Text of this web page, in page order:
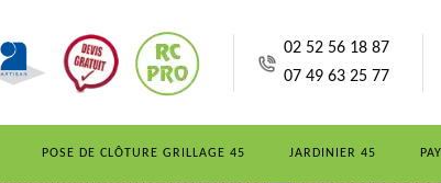
02 52 56 18 87
07 49 63 25 77
POSE DE CLÔTURE GRILLAGE 45 JARDINIER 45